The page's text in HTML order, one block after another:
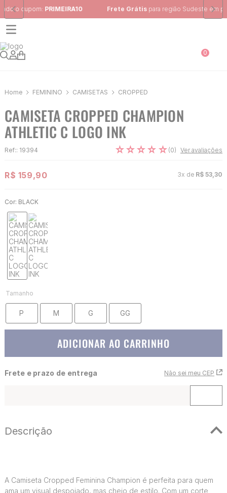
Frete Grátispara região Sudeste em pedidos acima de R$ 399,00
0
FEMININO CAMISETAS CROPPED
CAMISETA CROPPED CHAMPION
ATHLETIC C LOGO INK
Ref:: 19394 ☆☆☆☆ ☆ (0) Ver avaliações
R$ 159,90 3x de R$ 53 ,30
Cor: BLACK
Tamanho
P M G GG
ADICIONAR AO CARRINHO
Frete e prazo de entrega Não sei meu CEP
Descrição
A Camiseta Cropped Feminina Champion é perfeita para quem
ama um visual despojado, mas cheio de estilo. Com um corte